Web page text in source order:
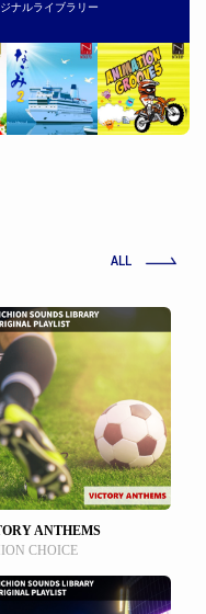
ナルライブラリー
ALL
ANTHEMS
CHOICE